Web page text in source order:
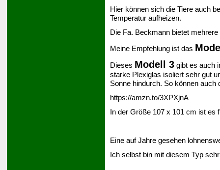
Hier können sich die Tiere auch
Temperatur aufheizen.
Die Fa. Beckmann bietet mehrere
Meine Empfehlung ist das
Dieses Modell 3gibt es auch
starke Plexiglas isoliert sehr gut
Sonne hindurch. So können auch
https://amzn.to/3XPXjnA
In der Größe 107 x 101 cm ist es
Eine auf Jahre gesehen
Ich selbst bin mit diesem Typ